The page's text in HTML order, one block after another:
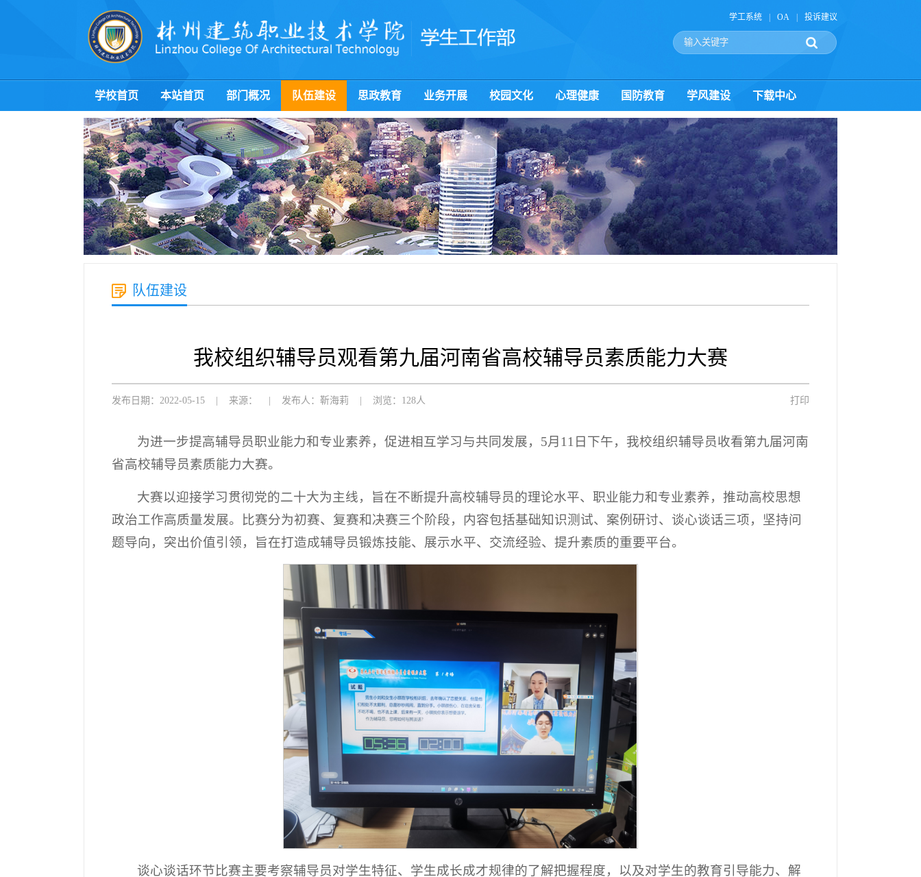
学工系统 OA 投诉建议
学校首页 本站首页 部门概况 队伍建设 思政教育 业务开展 校园文化 心理健康 国防教育 学风建设 下载中心
队伍建设
我校组织辅导员观看第九届河南省高校辅导员素质能力大赛
发布日期：2022-05-15 | 来源： | 发布人：靳海莉 | 浏览：128人 打印
为进一步提高辅导员职业能力和专业素养，促进相互学习与共同发展，5月11日下午，我校组织辅导员收看第九届河南
省高校辅导员素质能力大赛。
大赛以迎接学习贯彻党的二十大为主线，旨在不断提升高校辅导员的理论水平、职业能力和专业素养，推动高校思想
政治工作高质量发展。比赛分为初赛、复赛和决赛三个阶段，内容包括基础知识测试、案例研讨、谈心谈话三项，坚持问
题导向，突出价值引领，旨在打造成辅导员锻炼技能、展示水平、交流经验、提升素质的重要平台。
谈心谈话环节比赛主要考察辅导员对学生特征、学生成长成才规律的了解把握程度，以及对学生的教育引导能力、解